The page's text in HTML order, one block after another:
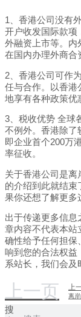
1、香港公司没有
开户收发国际款项
外融资上市等。内
在国内办理外商合
2、香港公司可作
任与合作。以香港
地享有各种政策优
3、税收优势 全球
不例外。香港除了
即企业首个200万
率征收。
关于香港公司是离
的介绍到此就结束
果你还想了解更多
出于传递更多信息
章内容不代表本站
确性给予任何担保
响到您的合法权益
系站长，我们会及
上一页 上
搜